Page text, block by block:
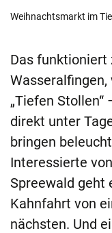
Weihnachtsmarkt im
Das funktioniert
„Tiefen
direkt unter
bringen
Interessierte
Spreewald geht
Kahnfahrt von
nächsten. Und